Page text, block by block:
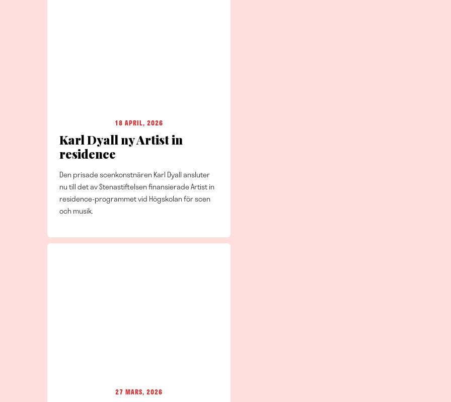
18 APRIL, 2026
Karl Dyall ny Artist in
residence
Den prisade scenkonstnären Karl Dyall ansluter
nu till det av Stenastiftelsen finansierade Artist in
residence-programmet vid Högskolan för scen
och musik.
27 MARS, 2026